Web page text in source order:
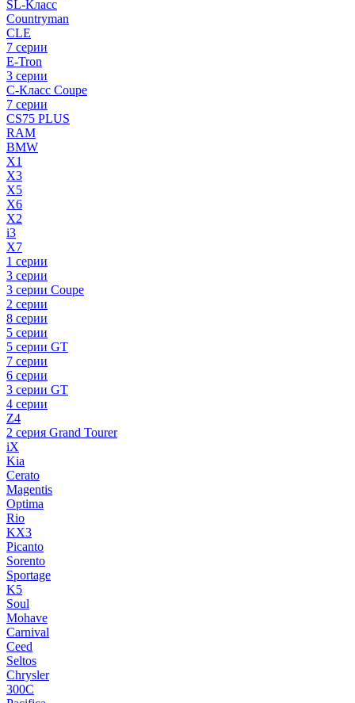
SL-Класс
Countryman
CLE
7 серии
E-Tron
3 серии
C-Класс Coupe
7 серии
CS75 PLUS
RAM
BMW
X1
X3
X5
X6
X2
i3
X7
1 серии
3 серии
3 серии Coupe
2 серии
8 серии
5 серии
5 серии GT
7 серии
6 серии
3 серии GT
4 серии
Z4
2 серия Grand Tourer
iX
Kia
Cerato
Magentis
Optima
Rio
KX3
Picanto
Sorento
Sportage
K5
Soul
Mohave
Carnival
Ceed
Seltos
Chrysler
300C